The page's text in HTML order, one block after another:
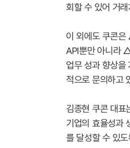
회할 수 있어 거
이 외에도 쿠콘
API뿐만 아니라
업무 성과 향상을
적으로 문의하고
김종현 쿠콘 대표
기업의 효율성과
를 달성할 수 있